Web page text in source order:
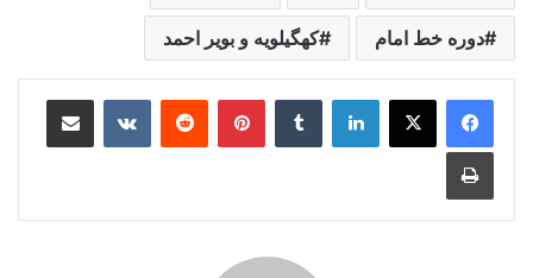
دوره خط امام کهگیلویه و بویر احمد
لینکدین ‫تامبلر ‫پین‌ترست‫رددیت ‫VKontakteاشتراک گذاری از طریق ایمیل
چاپ